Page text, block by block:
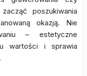
poszukiwania
okazją. Nie
– estetyczne
wartości i sprawia